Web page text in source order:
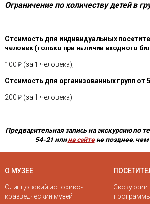
Ограничение по количеству детей в
Стоимость для индивидуальных
человек (только при наличии входного
100 ₽ (за 1 человека);
Стоимость для организованных групп от
200 ₽ (за 1 человека)
Предварительная запись на экскурсию по
54-21 илина сайтене позднее, чем
О МУЗЕЕ
Одинцовский историко-
краеведческий музей
Экскурсии
программы